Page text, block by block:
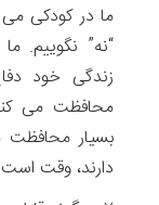
ما در کودکی
“نه” نگوییم.
زندگی خود
محافظت می
بسیار محافظت
دارند، وقت